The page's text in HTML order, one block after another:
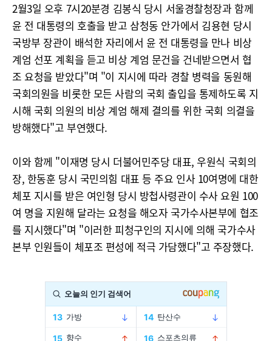
2월3일 오후 7시20분경 김봉식 당시 서울경찰청장과 함께
윤 전 대통령의 호출을 받고 삼청동 안가에서 김용현 당시
국방부 장관이 배석한 자리에서 윤 전 대통령을 만나 비상
계엄 선포 계획을 듣고 비상 계엄 문건을 건네받으면서 협
조 요청을 받았다"며 "이 지시에 따라 경찰 병력을 동원해
국회의원을 비롯한 모든 사람의 국회 출입을 통제하도록 지
시해 국회 의원의 비상 계엄 해제 결의를 위한 국회 의결을
방해했다"고 부연했다.
이와 함께 "이재명 당시 더불어민주당 대표, 우원식 국회의
장, 한동훈 당시 국민의힘 대표 등 주요 인사 10여명에 대한
체포 지시를 받은 여인형 당시 방첩사령관이 수사 요원 100
여 명을 지원해 달라는 요청을 해오자 국가수사본부에 협조
를 지시했다"며 "이러한 피청구인의 지시에 의해 국가수사
본부 인원들이 체포조 편성에 적극 가담했다"고 주장했다.